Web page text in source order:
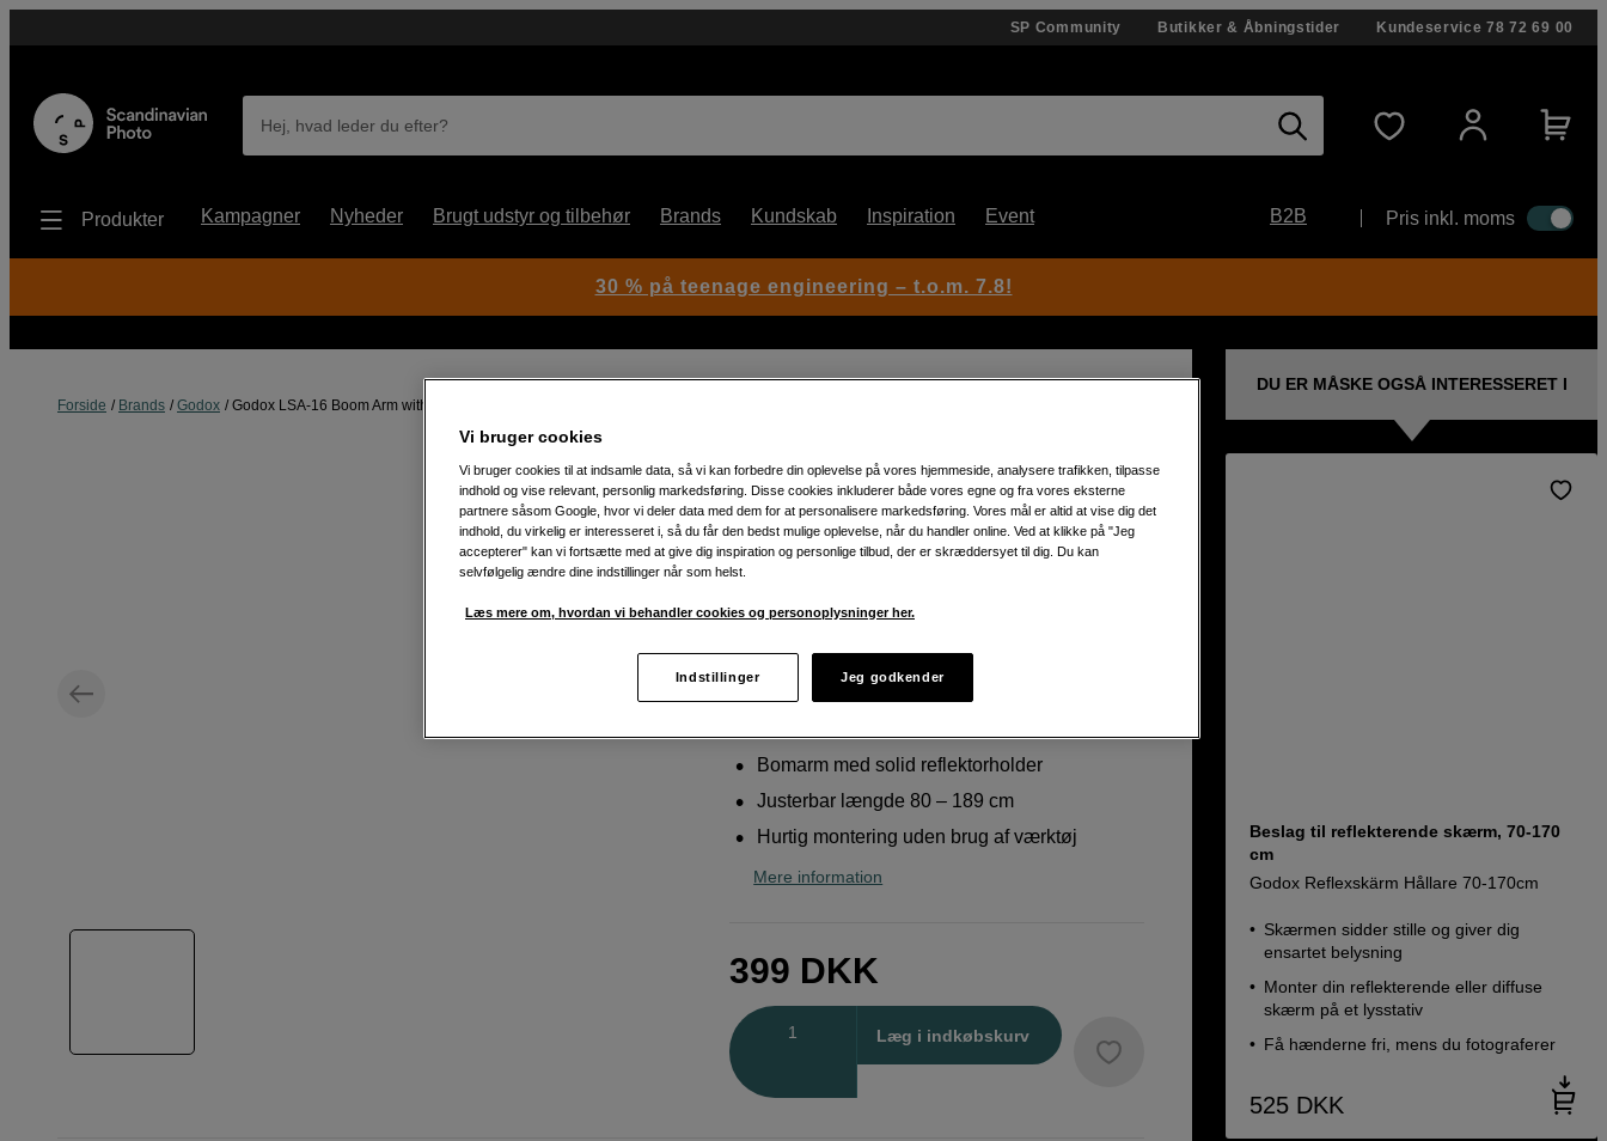
SP Community Butikker & Åbningstider Kundeservice 78 72 69 00
Hej, hvad leder du efter?
Produkter Kampagner Nyheder Brugt udstyr og tilbehør Brands Kundskab Inspiration Event B2B Pris inkl. moms
Forside Brands Godox Godox LSA-16 Boom Arm with reflector holder
Artikelnummer: 1105439
Bomarm med holder til reflektorer
og baggrunde
Weblager
Bomarm med solid reflektorholder
Justerbar længde 80 – 189 cm
Hurtig montering uden brug af værktøj
Mere information
399 DKK
Læg i indkøbskurv
DU ER MÅSKE OGSÅ INTERESSERET I
Beslag til reflekterende skærm, 70-170
cm
Godox Reflexskärm Hållare 70-170cm
Skærmen sidder stille og giver dig
ensartet belysning
Monter din reflekterende eller diffuse
skærm på et lysstativ
Få hænderne fri, mens du fotograferer
525 DKK
30 % på teenage engineering – t.o.m. 7.8!
Vi bruger cookies
Vi bruger cookies til at indsamle data, så vi kan forbedre din oplevelse på vores hjemmeside, analysere trafikken, tilpasse
indhold og vise relevant, personlig markedsføring. Disse cookies inkluderer både vores egne og fra vores eksterne
partnere såsom Google, hvor vi deler data med dem for at personalisere markedsføring. Vores mål er altid at vise dig det
indhold, du virkelig er interesseret i, så du får den bedst mulige oplevelse, når du handler online. Ved at klikke på "Jeg
accepterer" kan vi fortsætte med at give dig inspiration og personlige tilbud, der er skræddersyet til dig. Du kan
selvfølgelig ændre dine indstillinger når som helst.
Læs mere om, hvordan vi behandler cookies og personoplysninger her.
Indstillinger Jeg godkender